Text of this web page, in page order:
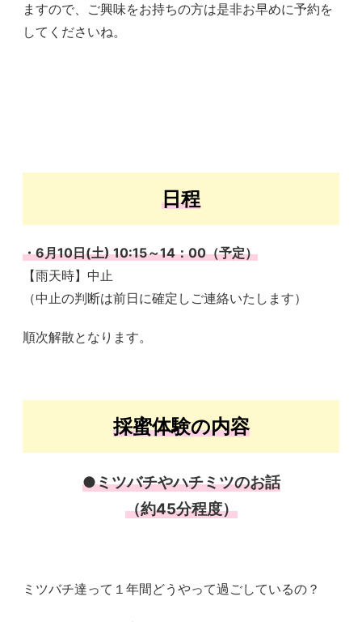
ますので、ご興味をお持ちの方は是非お早めに予約を
してくださいね。
日程
・6月10日(土) 10:15～14：00（予定）
【雨天時】中止
（中止の判断は前日に確定しご連絡いたします）
順次解散となります。
採蜜体験の内容
●ミツバチやハチミツのお話
（約45分程度）
ミツバチ達って１年間どうやって過ごしているの？